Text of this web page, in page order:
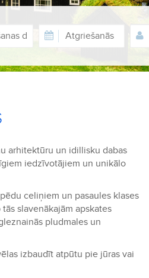
arhitektūru un idillisku dabas
iedzīvotājiem un unikālo
celiņiem un pasaules klases
slavenākajām apskates
pludmales un
izbaudīt atpūtu pie jūras vai